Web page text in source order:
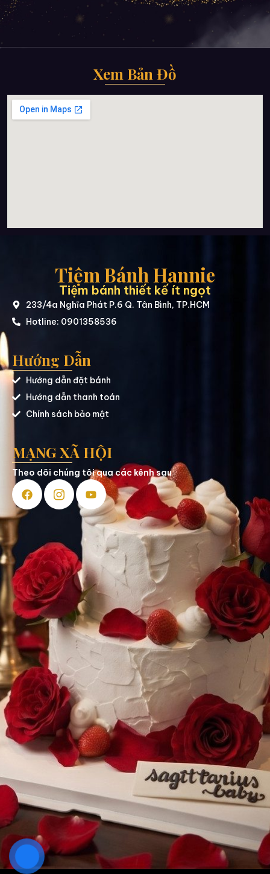
Xem Bản Đồ
Tiệm Bánh Hannie
Tiệm bánh thiết kế ít ngọt
233/4a Nghĩa Phát P.6 Q. Tân Bình, TP.HCM
Hotline: 0901358536
Hướng Dẫn
Hướng dẫn đặt bánh
Hướng dẫn thanh toán
Chính sách bảo mật
MẠNG XÃ HỘI
Theo dõi chúng tôi qua các kênh sau